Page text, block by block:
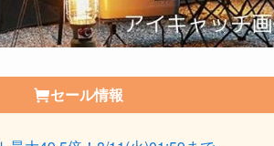
セール情報